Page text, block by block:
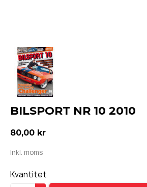
BILSPORT NR 10 2010
80,00 kr
Inkl. moms
Kvantitet